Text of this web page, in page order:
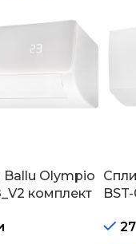
Ballu Olympio
комплект